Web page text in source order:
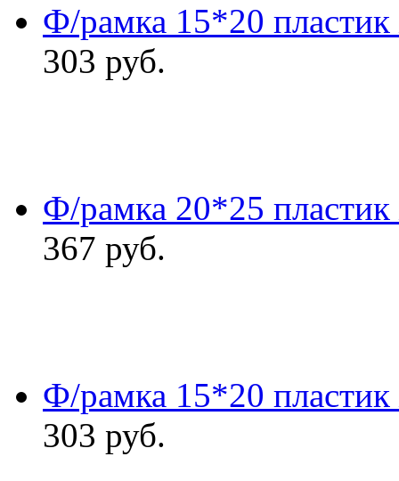
Ф/рамка 15*20
303 руб.
Ф/рамка 20*25
367 руб.
Ф/рамка 15*20
303 руб.